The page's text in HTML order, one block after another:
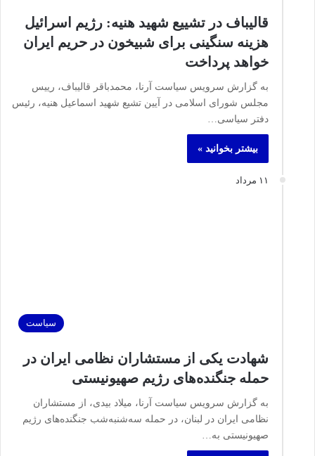
قالیباف در تشییع شهید هنیه: رژیم اسرائیل
هزینه سنگینی برای شبیخون در حریم ایران
خواهد پرداخت
به گزارش سرویس سیاست آرنا، محمدباقر قالیباف، رییس
مجلس شورای اسلامی در آیین تشیع شهید اسماعیل هنیه، رئیس
دفتر سیاسی…
بیشتر بخوانید »
۱۱ مرداد
سیاست
شهادت یکی از مستشاران نظامی ایران در
حمله جنگنده‌های رژیم صهیونیستی
به گزارش سرویس سیاست آرنا، میلاد بیدی، از مستشاران
نظامی ایران در لبنان، در حمله سه‌شنبه‌شب جنگنده‌های رژیم
صهیونیستی به…